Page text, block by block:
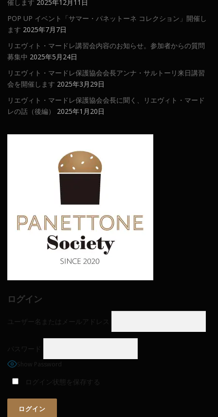
催します 2025年12月11日
POP UP イベント「サマー・パネットーネ コレクション」開催し
ます 2025年7月7日
リエヴィト・マードレ講習会内容のお知らせ。参加者からの質問
募集中 2025年5月24日
リエヴィト・マードレ保護協会会長アンナ・サルトーリ来日講習
会を開催します 2025年3月29日
リエヴィト・マードレ保護協会会長に聞く、リエヴィト・マード
レの話（後編）
2025年1月20日
ログイン
ユーザー名またはメールアドレス
パスワード
Show Password
ログイン状態を保存する